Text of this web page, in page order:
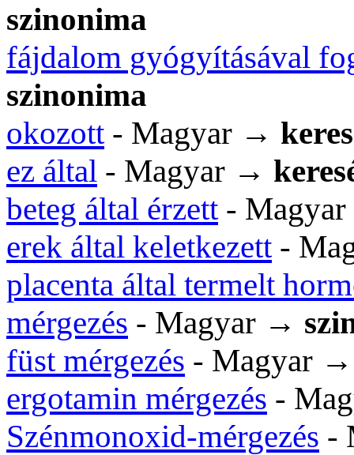
szinonima
fájdalom gyógyításával
szinonima
okozott- Magyar →
ez által - Magyar →
beteg által érzett-
erek által keletkezett-
placenta által termelt
mérgezés - Magyar →
füst mérgezés - Magyar
ergotamin mérgezés -
Szénmonoxid-mérgezés -